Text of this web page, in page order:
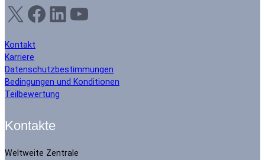
X Facebook LinkedIn YouTube
Kontakt
Karriere
Datenschutzbestimmungen
Bedingungen und Konditionen
Teilbewertung
Kontakte
Weltweite Zentrale